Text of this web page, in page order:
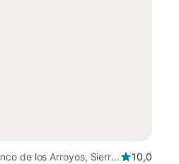
de los Arroyos, Sierra
10,0